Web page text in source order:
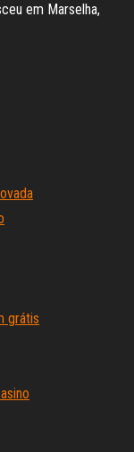
em Marselha,
grátis